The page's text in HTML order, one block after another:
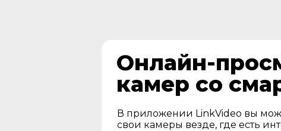
Онлайн-
камер со
В приложении LinkVideo вы
свои камеры везде, где есть